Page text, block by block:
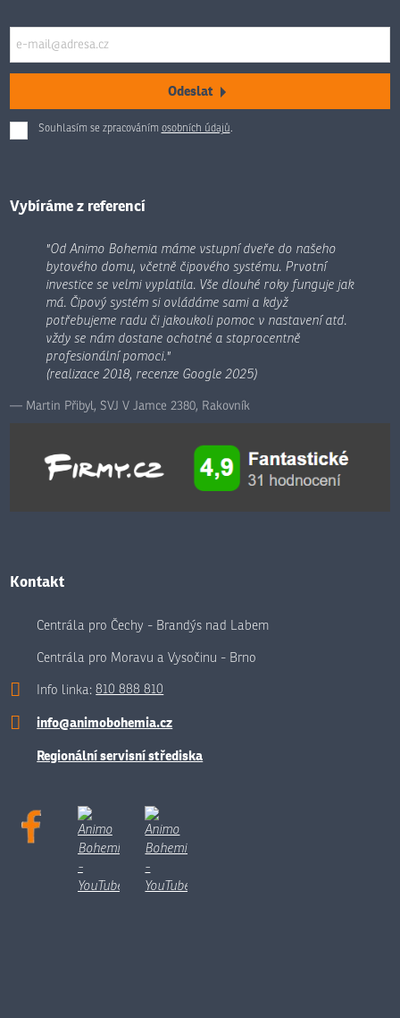
Odeslat
Souhlasím se zpracováním osobních údajů
Formulář
odeslat.
Vybíráme z referencí
"Od Animo Bohemia máme vstupní dveře do našeho
bytového domu, včetně čipového systému. Prvotní
investice se velmi vyplatila. Vše dlouhé roky funguje jak
má. Čipový systém si ovládáme sami a když
potřebujeme radu či jakoukoli pomoc v nastavení atd.
vždy se nám dostane ochotné a stoprocentně
profesionální pomoci."
(realizace 2018, recenze Google 2025)
Martin Přibyl, SVJ V Jamce 2380, Rakovník
Kontakt
Centrála pro Čechy - Brandýs nad Labem
Centrála pro Moravu a Vysočinu - Brno
Info linka:810 888 810
info@animobohemia.cz
Regionální servisní střediska